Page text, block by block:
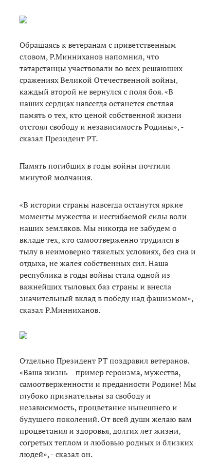
Обращаясь к ветеранам с приветственным
словом, Р.Минниханов напомнил, что
татарстанцы участвовали во всех решающих
сражениях Великой Отечественной войны,
каждый второй не вернулся с поля боя. «В
наших сердцах навсегда останется светлая
память о тех, кто ценой собственной жизни
отстоял свободу и независимость Родины», -
сказал Президент РТ.
Память погибших в годы войны почтили
минутой молчания.
«В истории страны навсегда останутся яркие
моменты мужества и несгибаемой силы воли
наших земляков. Мы никогда не забудем о
вкладе тех, кто самоотверженно трудился в
тылу в неимоверно тяжелых условиях, без сна и
отдыха, не жалея собственных сил. Наша
республика в годы войны стала одной из
важнейших тыловых баз страны и внесла
значительный вклад в победу над фашизмом», -
сказал Р.Минниханов.
Отдельно Президент РТ поздравил ветеранов.
«Ваша жизнь – пример героизма, мужества,
самоотверженности и преданности Родине! Мы
глубоко признательны за свободу и
независимость, процветание нынешнего и
будущего поколений. От всей души желаю вам
процветания и здоровья, долгих лет жизни,
согретых теплом и любовью родных и близких
людей», - сказал он.